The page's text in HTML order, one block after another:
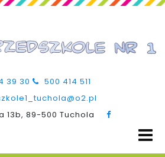
39 30
500 414 511
13b, 89-500 Tuchola